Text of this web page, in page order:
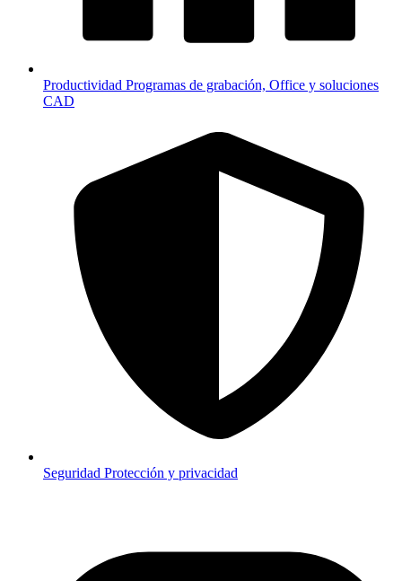
Productividad Programas de grabación, Office y soluciones
CAD
Seguridad Protección y privacidad